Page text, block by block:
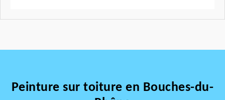
Peinture sur toiture en Bouches-du-